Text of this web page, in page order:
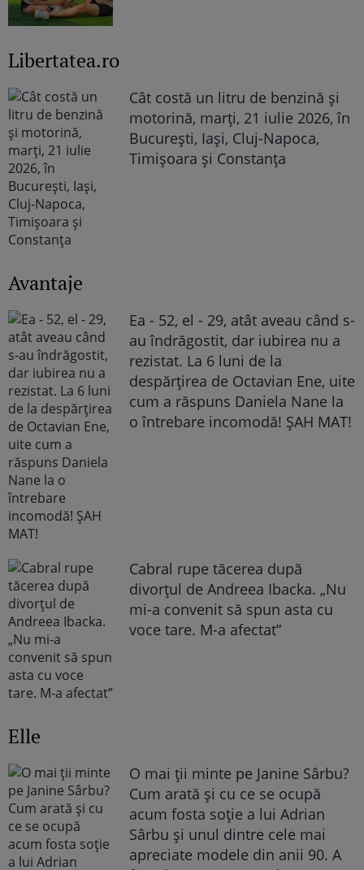
Libertatea.ro
Cât costă un litru de benzină și
motorină, marți, 21 iulie 2026, în
București, Iași, Cluj-Napoca,
Timișoara și Constanța
Avantaje
Ea - 52, el - 29, atât aveau când s-
au îndrăgostit, dar iubirea nu a
rezistat. La 6 luni de la
despărțirea de Octavian Ene, uite
cum a răspuns Daniela Nane la
o întrebare incomodă! ȘAH MAT!
Cabral rupe tăcerea după
divorțul de Andreea Ibacka. „Nu
mi-a convenit să spun asta cu
voce tare. M-a afectat”
Elle
O mai ții minte pe Janine Sârbu?
Cum arată și cu ce se ocupă
acum fosta soție a lui Adrian
Sârbu și unul dintre cele mai
apreciate modele din anii 90. A